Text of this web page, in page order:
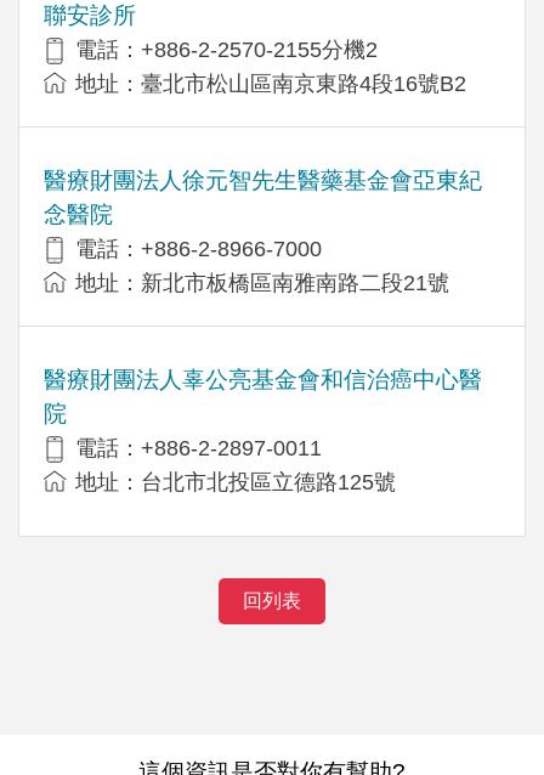
聯安診所
電話：+886-2-2570-2155分機2
地址：臺北市松山區南京東路4段16號B2
醫療財團法人徐元智先生醫藥基金會亞東紀
念醫院
電話：+886-2-8966-7000
地址：新北市板橋區南雅南路二段21號
醫療財團法人辜公亮基金會和信治癌中心醫
院
電話：+886-2-2897-0011
地址：台北市北投區立德路125號
回列表